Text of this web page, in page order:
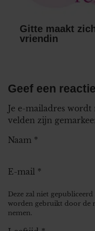
Gitte maakt
vriendin
Geef een reactie
Je e-mailadres
velden zijn
Naam *
E-mail *
Deze zal niet
worden gebruikt door de
nemen.